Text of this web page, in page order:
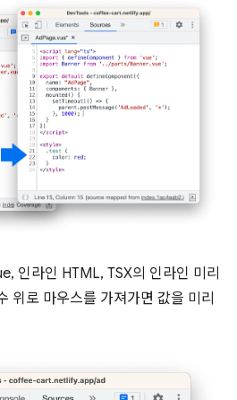
인라인 HTML, TSX의 인라인 미리
위로 마우스를 가져가면 값을 미리